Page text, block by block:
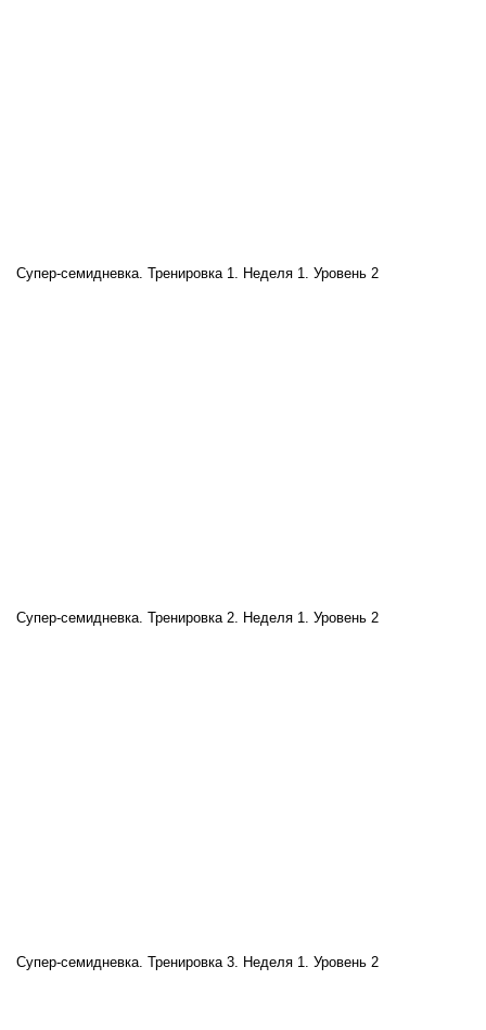
Супер-семидневка. Тренировка 1. Неделя 1. Уровень 2
Супер-семидневка. Тренировка 2. Неделя 1. Уровень 2
Супер-семидневка. Тренировка 3. Неделя 1. Уровень 2